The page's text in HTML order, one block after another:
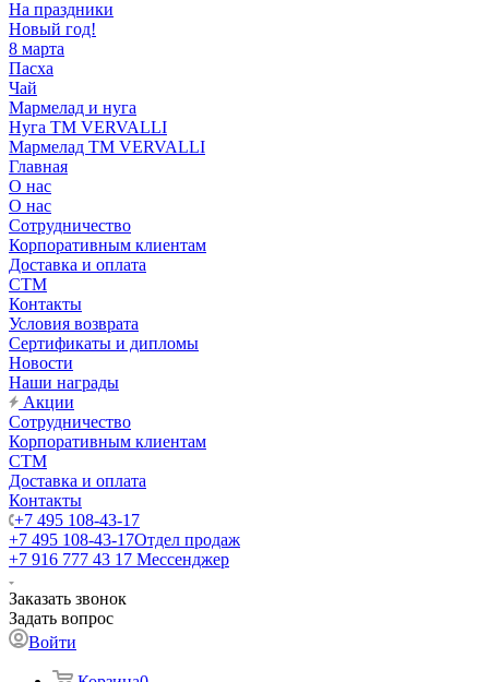
На праздники
Новый год!
8 марта
Пасха
Чай
Мармелад и нуга
Нуга ТМ VERVALLI
Мармелад ТМ VERVALLI
Главная
О нас
О нас
Сотрудничество
Корпоративным клиентам
Доставка и оплата
СТМ
Контакты
Условия возврата
Сертификаты и дипломы
Новости
Наши награды
Акции
Сотрудничество
Корпоративным клиентам
СТМ
Доставка и оплата
Контакты
+7 495 108-43-17
+7 495 108-43-17Отдел продаж
+7 916 777 43 17 Мессенджер
Заказать звонок
Задать вопрос
Войти